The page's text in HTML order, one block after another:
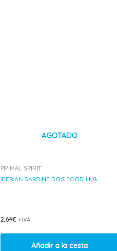
AGOTADO
PRIMAL SPIRIT
IBERIAN SARDINE DOG FOOD 1 KG
2,64€ + IVA
Añadir a la cesta